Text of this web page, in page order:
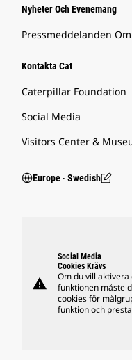
Nyheter Och Evenemang
Pressmeddelanden
Kontakta Cat
Caterpillar Foundation
Social Media
Visitors Center &
Europe ‧ Swedish
warning
Social Media
Cookies Krävs
Om du vill aktivera
funktionen måste
cookies för
funktion och